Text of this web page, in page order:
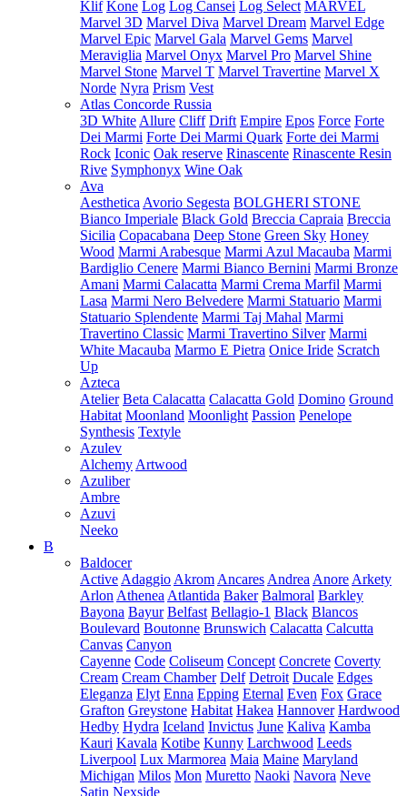
Klif Kone Log Log Cansei Log Select MARVEL
Marvel 3D Marvel Diva Marvel Dream Marvel Edge
Marvel Epic Marvel Gala Marvel Gems Marvel
Meraviglia Marvel Onyx Marvel Pro Marvel Shine
Marvel Stone Marvel T Marvel Travertine Marvel X
Norde Nyra Prism Vest
Atlas Concorde Russia
3D White Allure Cliff Drift Empire Epos Force Forte
Dei Marmi Forte Dei Marmi Quark Forte dei Marmi
Rock Iconic Oak reserve Rinascente Rinascente Resin
Rive Symphonyx Wine Oak
Ava
Aesthetica Avorio Segesta BOLGHERI STONE
Bianco Imperiale Black Gold Breccia Capraia Breccia
Sicilia Copacabana Deep Stone Green Sky Honey
Wood Marmi Arabesque Marmi Azul Macauba Marmi
Bardiglio Cenere Marmi Bianco Bernini Marmi Bronze
Amani Marmi Calacatta Marmi Crema Marfil Marmi
Lasa Marmi Nero Belvedere Marmi Statuario Marmi
Statuario Splendente Marmi Taj Mahal Marmi
Travertino Classic Marmi Travertino Silver Marmi
White Macauba Marmo E Pietra Onice Iride Scratch
Up
Azteca
Atelier Beta Calacatta Calacatta Gold Domino Ground
Habitat Moonland Moonlight Passion Penelope
Synthesis Textyle
Azulev
Alchemy Artwood
Azuliber
Ambre
Azuvi
Neeko
B
Baldocer
Active Adaggio Akrom Ancares Andrea Anore Arkety
Arlon Athenea Atlantida Baker Balmoral Barkley
Bayona Bayur Belfast Bellagio-1 Black Blancos
Boulevard Boutonne Brunswich Calacatta Calcutta
Canvas Canyon
Cayenne Code Coliseum Concept Concrete Coverty
Cream Cream Chamber Delf Detroit Ducale Edges
Eleganza Elyt Enna Epping Eternal Even Fox Grace
Grafton Greystone Habitat Hakea Hannover Hardwood
Hedby Hydra Iceland Invictus June Kaliva Kamba
Kauri Kavala Kotibe Kunny Larchwood Leeds
Liverpool Lux Marmorea Maia Maine Maryland
Michigan Milos Mon Muretto Naoki Navora Neve
Satin Nexside